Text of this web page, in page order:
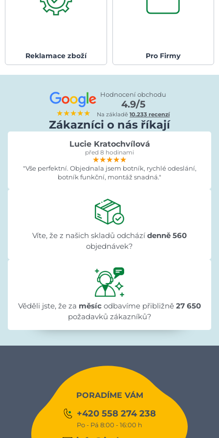
Reklamace zboží Pro Firmy
★★★★★
Hodnocení obchodu
4.9/5
Na základě10.233 recenzí
Zákazníci o nás říkají
Lucie Kratochvílová
před 8 hodinami
★★★★★
★★★★★
★★★★★
"Vše perfektní. Objednala jsem botník, rychlé odeslání,
botník funkční, montáž snadná."
Víte, že z našich skladů odchází denně 560
objednávek?
Věděli jste, že za měsíc odbavíme přibližně 27 650
požadavků zákazníků?
PORADÍME VÁM
+420 558 274 238
Po - Pá 8:00 - 16:00 h